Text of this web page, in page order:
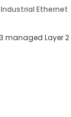
Industrial Ethernet